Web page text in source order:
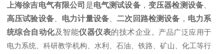
上海徐吉电气有限公司 是电气测试设备， 变压器检测设备
高压试验设备、 电力计量设备 、二次回路检测设备 ， 电力系
统综合自动化及智能仪器仪表的技术企业 。产品广泛应用于
电力系统、科研教学机构、水利、石油、铁路、矿山、化工等行